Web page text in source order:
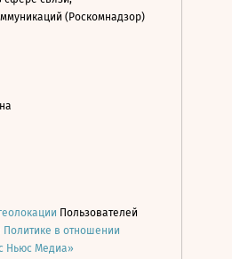
(Роскомнадзор)
Пользователей
Политике в отношении
Ньюс Медиа»